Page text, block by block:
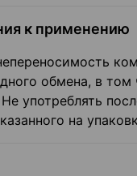
к применению
обмена, в том
употреблять
на